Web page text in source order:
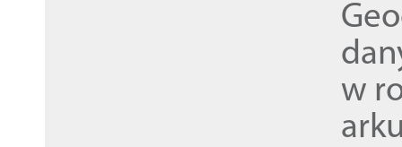
w